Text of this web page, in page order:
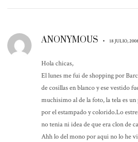
ANONYMOUS • 18 JULIO,
Hola chicas,
El lunes me fui de shopping por
de cosillas en blanco y ese vestido
muchisimo al de la foto, la tela es
por el estampado y colorido.Lo
no tenia ni idea de que era clon de
Ahh lo del mono por aqui no lo he